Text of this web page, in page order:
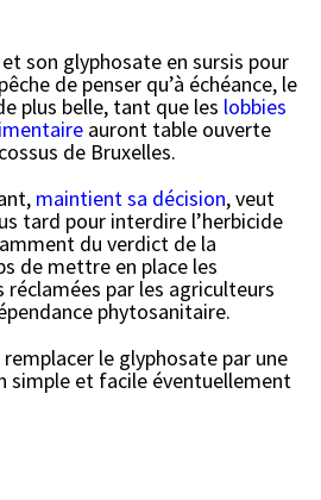
son glyphosate en sursis pour
de penser qu’à échéance, le
plus belle, tant que les lobbies
auront table ouverte
de Bruxelles.
maintient sa décision, veut
tard pour interdire l’herbicide
du verdict de la
de mettre en place les
par les agriculteurs
phytosanitaire.
le glyphosate par une
simple et facile éventuellement